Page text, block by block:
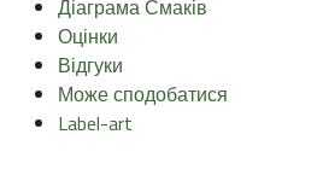
Діаграма Смаків
Оцінки
Відгуки
Може сподобатися
Label-art